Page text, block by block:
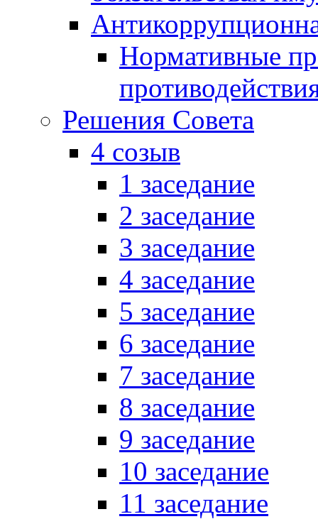
Нормативные
Решения Совета
4 созыв
1 заседание
2 заседание
3 заседание
4 заседание
5 заседание
6 заседание
7 заседание
8 заседание
9 заседание
10 заседание
11 заседание